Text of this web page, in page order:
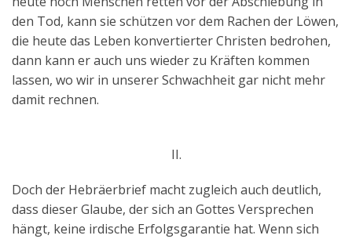
den Tod, kann sie schützen vor dem Rachen der Löwen,
die heute das Leben konvertierter Christen bedrohen,
dann kann er auch uns wieder zu Kräften kommen
lassen, wo wir in unserer Schwachheit gar nicht mehr
damit rechnen.
II.
Doch der Hebräerbrief macht zugleich auch deutlich,
dass dieser Glaube, der sich an Gottes Versprechen
hängt, keine irdische Erfolgsgarantie hat. Wenn sich